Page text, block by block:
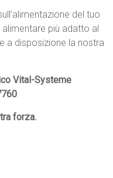
del tuo
più adatto al
a disposizione la nostra
Vital-Systeme
forza.